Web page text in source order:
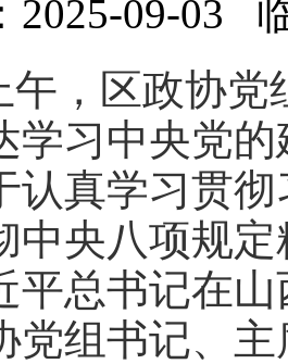
2025-09-03
午，区政协
学习中央党
认真学习贯
中央八项规
平总书记在
党组书记、